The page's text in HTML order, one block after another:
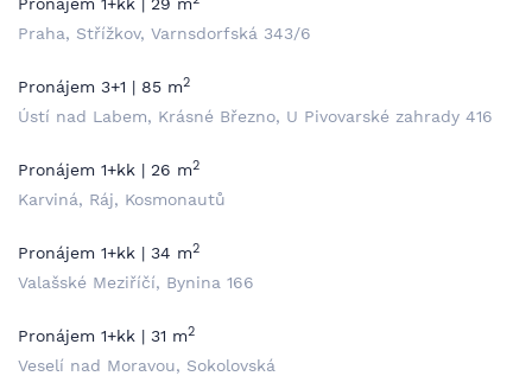
Praha, Střížkov, Varnsdorfská 343/6
Pronájem 3+1 | 85 m2
Ústí nad Labem, Krásné Březno, U Pivovarské zahrady 416
Pronájem 1+kk | 26 m2
Karviná, Ráj, Kosmonautů
Pronájem 1+kk | 34 m2
Valašské Meziříčí, Bynina 166
Pronájem 1+kk | 31 m2
Veselí nad Moravou, Sokolovská